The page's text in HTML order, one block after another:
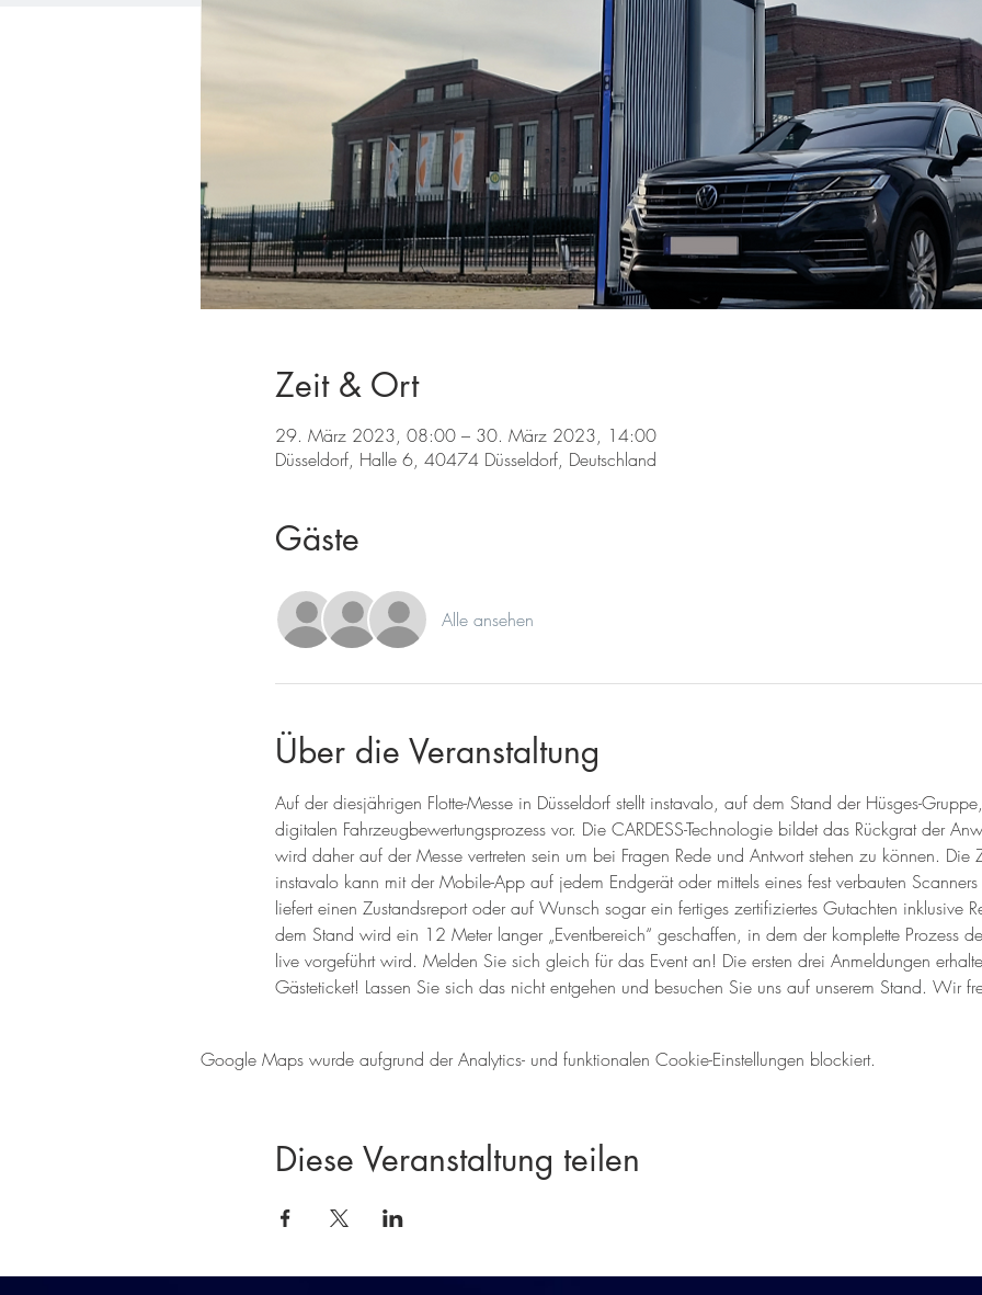
Zeit & Ort
29. März 2023, 08:00 – 30. März 2023, 14:00
Düsseldorf, Halle 6, 40474 Düsseldorf, Deutschland
Gäste
Alle ansehen
Über die Veranstaltung
Auf der diesjährigen Flotte-Messe in Düsseldorf stellt instavalo, auf dem Stand der Hüsges-
digitalen Fahrzeugbewertungsprozess vor. Die CARDESS-Technologie bildet das Rückgrat der
wird daher auf der Messe vertreten sein um bei Fragen Rede und Antwort stehen zu können. Die
instavalo kann mit der Mobile-App auf jedem Endgerät oder mittels eines fest verbauten
liefert einen Zustandsreport oder auf Wunsch sogar ein fertiges zertifiziertes Gutachten inklusive
dem Stand wird ein 12 Meter langer „Eventbereich“ geschaffen, in dem der komplette Prozess
live vorgeführt wird. Melden Sie sich gleich für das Event an! Die ersten drei Anmeldungen
Gästeticket! Lassen Sie sich das nicht entgehen und besuchen Sie uns auf unserem Stand. Wir
Google Maps wurde aufgrund der Analytics- und funktionalen Cookie-Einstellungen blockiert.
Diese Veranstaltung teilen